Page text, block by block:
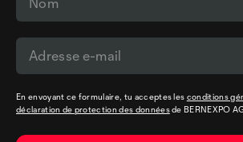
En envoyant ce formulaire, tu acceptes les conditions
déclaration de protection des donnéesde BERNEXPO